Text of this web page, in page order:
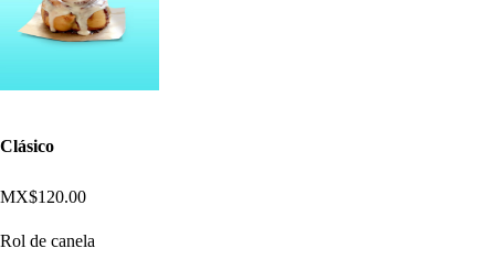
Clásico
MX$120.00
Rol de canela